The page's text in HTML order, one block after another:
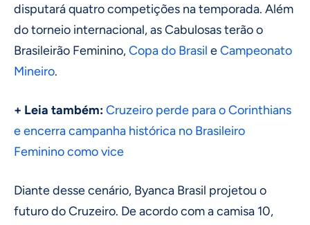
disputará quatro competições na temporada. Além
do torneio internacional, as Cabulosas terão o
Brasileirão Feminino,Copa do Brasil eCampeonato
Mineiro.
+ Leia também:Cruzeiro perde para o Corinthians
e encerra campanha histórica no Brasileiro
Feminino como vice
Diante desse cenário, Byanca Brasil projetou o
futuro do Cruzeiro. De acordo com a camisa 10,